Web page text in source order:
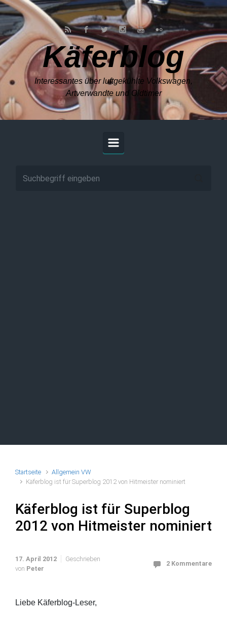
Zum Hauptinhalt springen
Käferblog
Interessantes über luftgekühlte Volkswagen,
Artverwandte und Oldtimer
Startseite
Allgemein VW
Käferblog ist für Superblog 2012 von Hitmeister nominiert
Käferblog ist für Superblog
2012 von Hitmeister nominiert
17. April 2012
Geschrieben
von Peter
2 Kommentare
Liebe Käferblog-Leser,